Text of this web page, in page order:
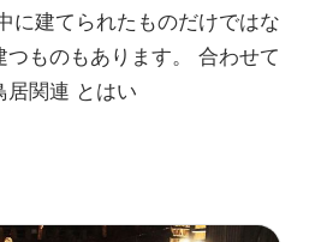
に建てられたものだけではな
つものもあります。 合わせて
居関連 とはい